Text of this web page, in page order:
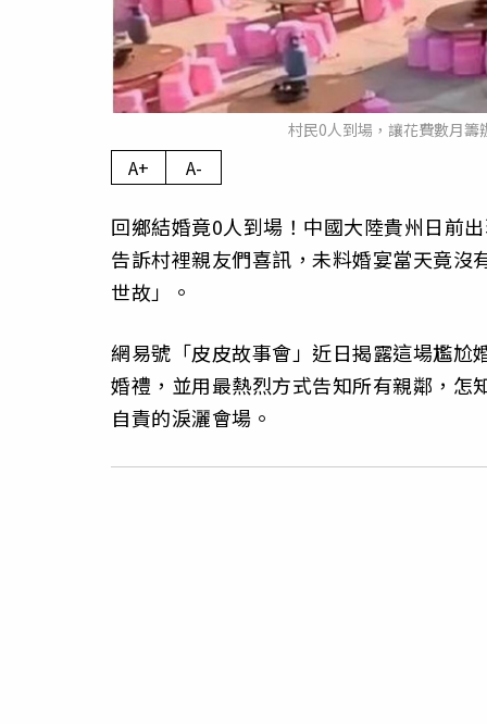
村民0人到場，讓花費數月籌
A+ A-
回鄉結婚竟0人到場！中國大陸貴州日前
告訴村裡親友們喜訊，未料婚宴當天竟
世故」。
網易號「皮皮故事會」近日揭露這場尷尬
婚禮，並用最熱烈方式告知所有親鄰，怎
自責的淚灑會場。